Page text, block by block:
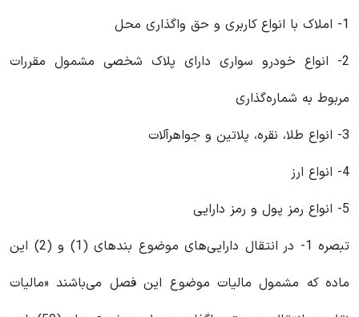
1- املاک با انواع کاربری و حق واگذاری محل
2- انواع خودرو سواری دارای پلاک شخصی مشمول مقررات
مربوط به شماره‌گذاری
3- انواع طلا، نقره، پلاتین و جواهرآلات
4- انواع ارز
5- انواع رمز پول و رمز دارایی
تبصره 1- در انتقال دارایی‌های موضوع بندهای (1) و (2) این
ماده که مشمول مالیات موضوع این فصل می‌باشند «مالیات